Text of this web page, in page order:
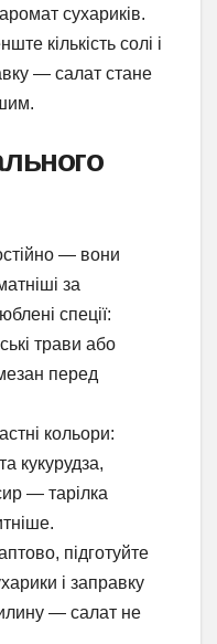
сухариків.
кількість солі і
— салат стане
— вони
за
спеції:
трави або
перед
кольори:
кукурудза,
— тарілка
підготуйте
і заправку
— салат не